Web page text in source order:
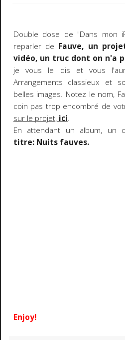
Double dose de "Dans mon
reparler de Fauve, un
vidéo, un truc dont on n'a
je vous le dis et vous
Arrangements classieux et
belles images. Notez le nom,
coin pas trop encombré de
sur le projet,ici.
En attendant un album, un
titre: Nuits fauves.
Enjoy!